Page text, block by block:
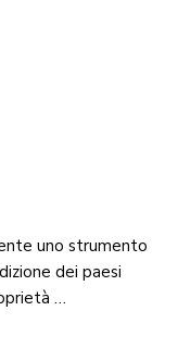
uno strumento
dei paesi
…